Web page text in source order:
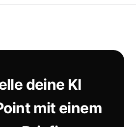
deine KI
mit einem